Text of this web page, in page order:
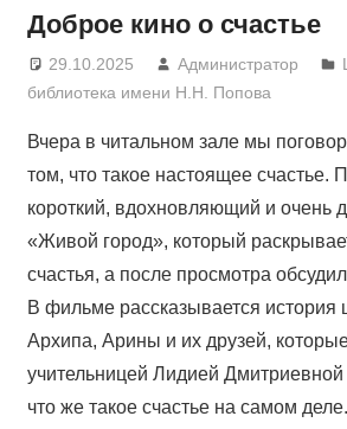
Доброе кино о счастье
29.10.2025 Администратор
библиотека имени Н.Н. Попова
Вчера в читальном зале мы
том, что такое настоящее счастье.
короткий, вдохновляющий и очень
«Живой город», который
счастья, а после просмотра
В фильме рассказывается история
Архипа, Арины и их друзей,
учительницей Лидией
что же такое счастье на самом